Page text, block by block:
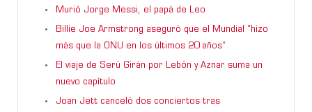
Murió Jorge Messi, el papá de Leo
Billie Joe Armstrong aseguró que el Mundial “hizo
más que la ONU en los últimos 20 años”
El viaje de Serú Girán por Lebón y Aznar suma un
nuevo capítulo
Joan Jett canceló dos conciertos tras